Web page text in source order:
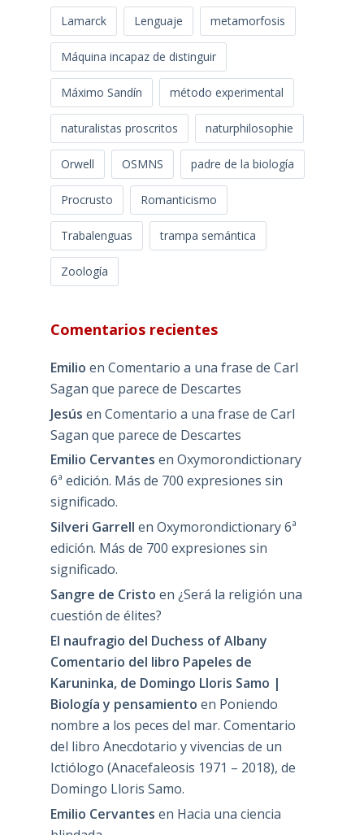
Lamarck Lenguaje metamorfosis
Máquina incapaz de distinguir
Máximo Sandín método experimental
naturalistas proscritos naturphilosophie
Orwell OSMNS padre de la biología
Procrusto Romanticismo
Trabalenguas trampa semántica
Zoología
Comentarios recientes
Emilio en Comentario a una frase de Carl
Sagan que parece de Descartes
Jesús en Comentario a una frase de Carl
Sagan que parece de Descartes
Emilio Cervantes en Oxymorondictionary
6ª edición. Más de 700 expresiones sin
significado.
Silveri Garrell en Oxymorondictionary 6ª
edición. Más de 700 expresiones sin
significado.
Sangre de Cristo en ¿Será la religión una
cuestión de élites?
El naufragio del Duchess of Albany
Comentario del libro Papeles de
Karuninka, de Domingo Lloris Samo |
Biología y pensamiento en Poniendo
nombre a los peces del mar. Comentario
del libro Anecdotario y vivencias de un
Ictiólogo (Anacefaleosis 1971 – 2018), de
Domingo Lloris Samo.
Emilio Cervantes en Hacia una ciencia